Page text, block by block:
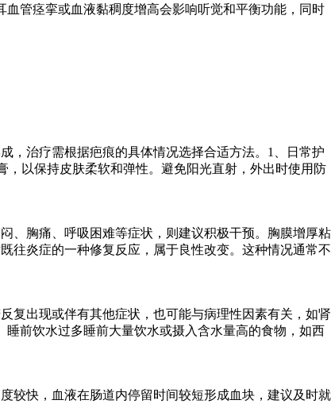
管痉挛或血液黏稠度增高会影响听觉和平衡功能，同时
，治疗需根据疤痕的具体情况选择合适方法。1、日常护
以保持皮肤柔软和弹性。避免阳光直射，外出时使用防
、胸痛、呼吸困难等症状，则建议积极干预。胸膜增厚粘
往炎症的一种修复反应，属于良性改变。这种情况通常不
复出现或伴有其他症状，也可能与病理性因素有关，如肾
前饮水过多睡前大量饮水或摄入含水量高的食物，如西
较快，血液在肠道内停留时间较短形成血块，建议及时就